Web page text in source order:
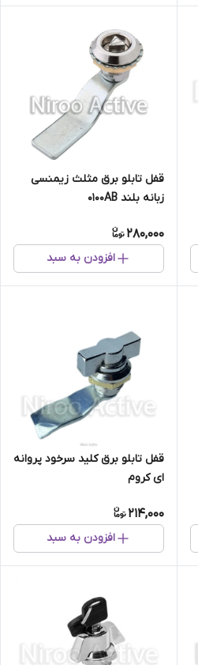
قفل تابلو برق مثلث زيمنسی
زبانه بلند ۰۱۰۰AB
280,000
افزودن به سبد
قفل تابلو برق کلید سرخود پروانه
ای کروم
214,000
افزودن به سبد